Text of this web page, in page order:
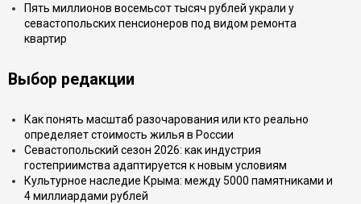
Пять миллионов восемьсот тысяч рублей украли у
севастопольских пенсионеров под видом ремонта
квартир
Выбор редакции
Как понять масштаб разочарования или кто реально
определяет стоимость жилья в России
Севастопольский сезон 2026: как индустрия
гостеприимства адаптируется к новым условиям
Культурное наследие Крыма: между 5000 памятниками и
4 миллиардами рублей